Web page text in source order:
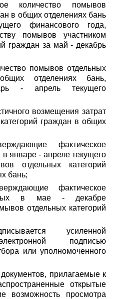
количество помывов
в общих отделениях бань
финансового года,
помывов участником
граждан за май - декабрь
помывов отдельных
отделениях бань,
- апрель текущего
возмещения затрат
граждан в общих
фактическое
январе - апреле текущего
отдельных категорий
бань;
фактическое
в мае - декабре
отдельных категорий
усиленной
подписью
или уполномоченного
прилагаемые к
открытые
возможность просмотра